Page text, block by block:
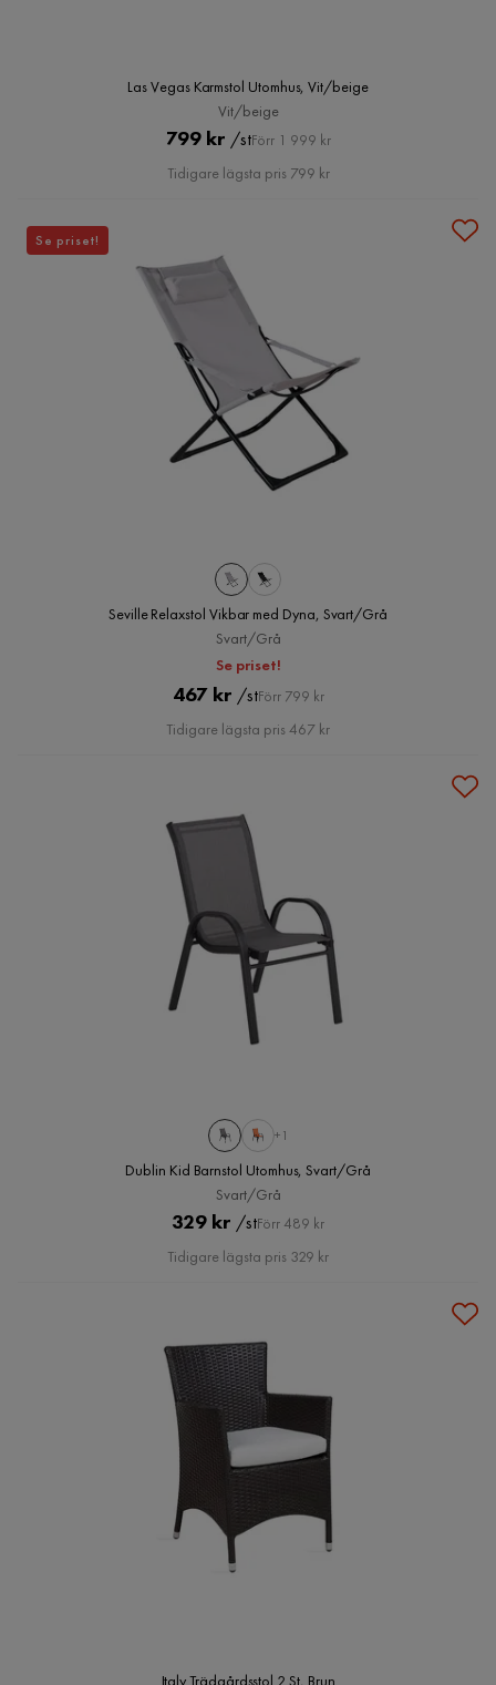
Las Vegas Karmstol Utomhus, Vit/beige
Vit/beige
Pris
799 kr /stOriginal
Pris
Förr 1 999 kr
Tidigare lägsta pris 799 kr
Seville Relaxstol Vikbar med Dyna, Svart/Grå
Svart/Grå
Se priset!
Pris
467 kr /stOriginal
Pris
Förr 799 kr
Tidigare lägsta pris 467 kr
Se priset!
+1
Dublin Kid Barnstol Utomhus, Svart/Grå
Svart/Grå
Pris
329 kr /stOriginal
Pris
Förr 489 kr
Tidigare lägsta pris 329 kr
Italy Trädgårdsstol 2 St, Brun